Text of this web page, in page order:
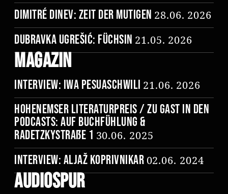
Dimitré Dinev: Zeit der Mutigen 28.06. 2026
Dubravka Ugrešić: Füchsin 21.05. 2026
Magazin
Interview: Iwa Pesuaschwili 21.06. 2026
Hohenemser Literaturpreis / Zu Gast in den
Podcasts: Auf Buchfühlung &
Radetzkystraße 1 30.06. 2025
Interview: Aljaž Koprivnikar 02.06. 2024
Audiospur